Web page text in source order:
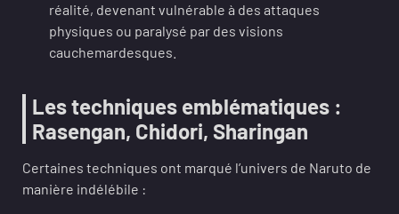
réalité, devenant vulnérable à des attaques
physiques ou paralysé par des visions
cauchemardesques.
Les techniques emblématiques :
Rasengan, Chidori, Sharingan
Certaines techniques ont marqué l’univers de Naruto de
manière indélébile :